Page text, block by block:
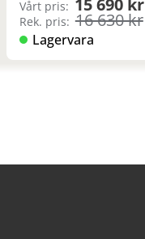
Vårt pris: 15 690 kr
Rek. pris: 16 630 kr
Lagervara